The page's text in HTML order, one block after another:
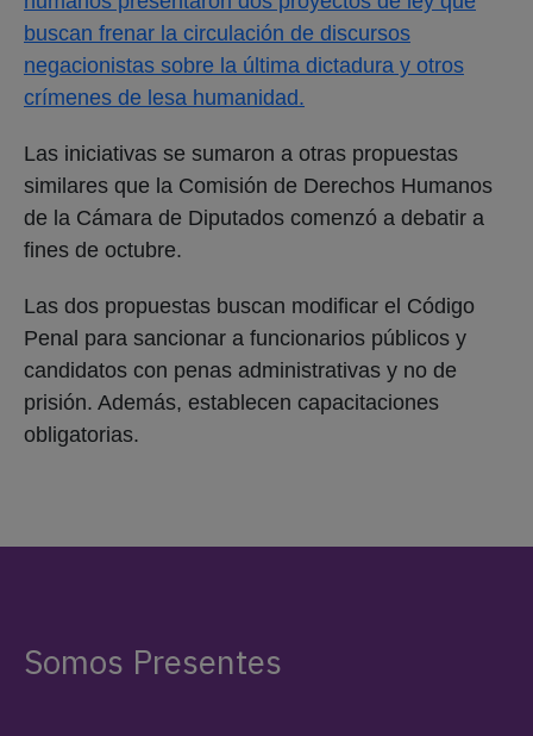
buscan frenar la circulación de discursos
negacionistas sobre la última dictadura y otros
crímenes de lesa humanidad.
Las iniciativas se sumaron a otras propuestas
similares que la Comisión de Derechos Humanos
de la Cámara de Diputados comenzó a debatir a
fines de octubre.
Las dos propuestas buscan modificar el Código
Penal para sancionar a funcionarios públicos y
candidatos con penas administrativas y no de
prisión. Además, establecen capacitaciones
obligatorias.
Somos Presentes